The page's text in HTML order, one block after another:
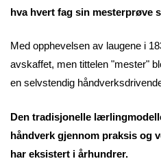
hva hvert fag sin mesterprøve
Med opphevelsen av laugene i
avskaffet, men tittelen "mester"
en selvstendig
Den tradisjonelle
håndverk gjennom praksis og
har eksistert i århundrer.